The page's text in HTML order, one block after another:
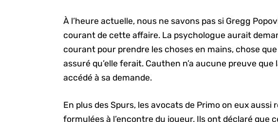
À l’heure actuelle, nous ne savons pas si Gregg
courant de cette affaire. La psychologue aurait
courant pour prendre les choses en mains, chose
assuré qu’elle ferait. Cauthen n’a aucune preuve
accédé à sa demande.
En plus des Spurs, les avocats de Primo on eux
formulées à l’encontre du joueur. Ils ont déclaré que